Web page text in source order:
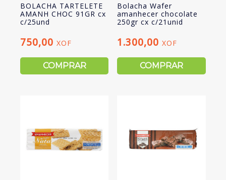
BOLACHA TARTELETE
AMANH CHOC 91GR cx
c/25und
750,00 XOF
COMPRAR
Bolacha Wafer
amanhecer chocolate
250gr cx c/21unid
1.300,00XOF
COMPRAR